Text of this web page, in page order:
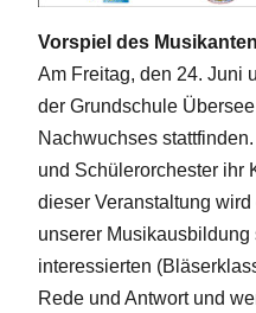
Vorspiel des
Am Freitag, den 24. Juni
der Grundschule
Nachwuchses
und Schülerorchester ihr
dieser Veranstaltung
unserer Musikausbildung
interessierten
Rede und Antwort und